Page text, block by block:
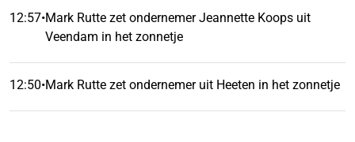
12:57•Mark Rutte zet ondernemer Jeannette Koops uit
Veendam in het zonnetje
12:50•Mark Rutte zet ondernemer uit Heeten in het zonnetje